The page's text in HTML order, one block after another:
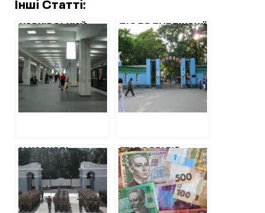
Інші Статті:
ХАРКІВСЬКИЙ
МЕТРОПОЛІТЕН
ОШТРАФУВАЛИ
ЗА ПОРУШЕННЯ
АНТИМОНОПОЛЬНОГО
ЗАКОНОДАВСТВА
НА РИНКУ
РЕКЛАМИ
ПІСЛЯ ПУБЛІКАЦІЇ
ХАЦ ЗООПАРК НЕ
СТАВ
ПІДПИСУВАТИ
ДОГОВІР З
ФІКТИВНОЮ
ФІРМОЮ
У ХАРКОВІ
РЕМОНТ
ВІЙСЬКОВОГО
МІСТЕЧКА
НАЦГВАРДІЇ
“ПІДОЗРІЛІ”
ПІДРЯДНИКИ У
ХАРКІВСЬКИХ
ВІЙСЬКОВИХ